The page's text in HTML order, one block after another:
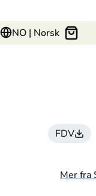
NO | Norsk
FDV
Mer fra